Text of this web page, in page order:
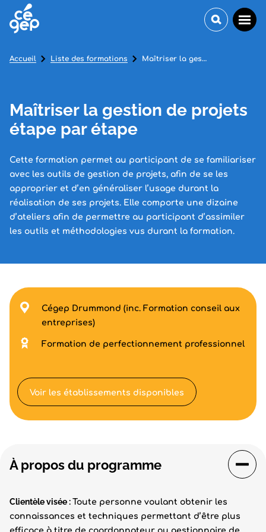
Maîtriser la gestion de projets
étape par étape
Cette formation permet au participant de se familiariser
avec les outils de gestion de projets, afin de se les
approprier et d’en généraliser l’usage durant la
réalisation de ses projets. Elle comporte une dizaine
d’ateliers afin de permettre au participant d’assimiler
les outils et méthodologies vus durant la formation.
Accueil Liste des formations Maîtriser la gestion de projets étape par étape
À propos du programme
Clientèle visée : Toute personne voulant obtenir les
connaissances et techniques permettant d’être plus
Cégep Drummond (inc. Formation conseil aux
entreprises)
Formation de perfectionnement professionnel
Voir les établissements disponibles